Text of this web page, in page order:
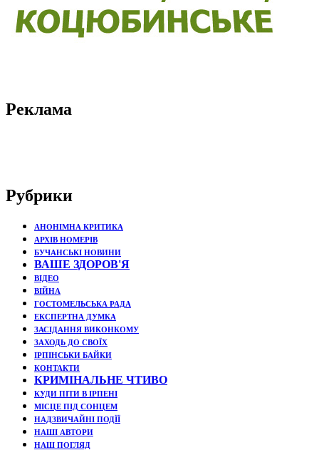
Реклама
Рубрики
АНОНІМНА КРИТИКА
АРХІВ НОМЕРІВ
БУЧАНСЬКІ НОВИНИ
ВАШЕ ЗДОРОВ'Я
ВІДЕО
ВІЙНА
ГОСТОМЕЛЬСЬКА РАДА
ЕКСПЕРТНА ДУМКА
ЗАСІДАННЯ ВИКОНКОМУ
ЗАХОДЬ ДО СВОЇХ
ІРПІНСЬКИ БАЙКИ
КОНТАКТИ
КРИМІНАЛЬНЕ ЧТИВО
КУДИ ПІТИ В ІРПЕНІ
МІСЦЕ ПІД СОНЦЕМ
НАДЗВИЧАЙНІ ПОДЇЇ
НАШІ АВТОРИ
НАШ ПОГЛЯД